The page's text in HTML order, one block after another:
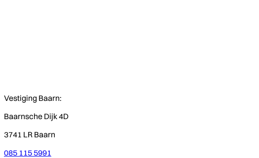
Vestiging Baarn:
Baarnsche Dijk 4D
3741 LR Baarn
085 115 5991